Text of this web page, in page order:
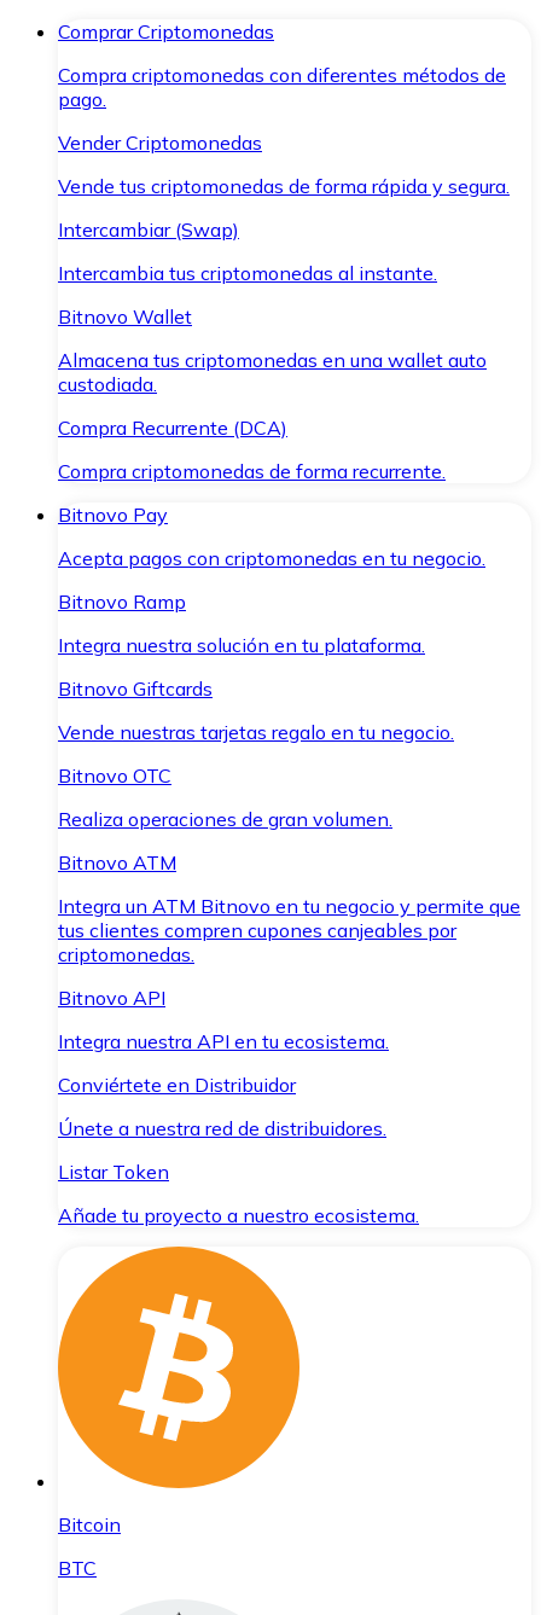
Comprar Criptomonedas
Compra criptomonedas con diferentes métodos de
pago.
Vender Criptomonedas
Vende tus criptomonedas de forma rápida y segura.
Intercambiar (Swap)
Intercambia tus criptomonedas al instante.
Bitnovo Wallet
Almacena tus criptomonedas en una wallet auto
custodiada.
Compra Recurrente (DCA)
Compra criptomonedas de forma recurrente.
Bitnovo Pay
Acepta pagos con criptomonedas en tu negocio.
Bitnovo Ramp
Integra nuestra solución en tu plataforma.
Bitnovo Giftcards
Vende nuestras tarjetas regalo en tu negocio.
Bitnovo OTC
Realiza operaciones de gran volumen.
Bitnovo ATM
Integra un ATM Bitnovo en tu negocio y permite que
tus clientes compren cupones canjeables por
criptomonedas.
Bitnovo API
Integra nuestra API en tu ecosistema.
Conviértete en Distribuidor
Únete a nuestra red de distribuidores.
Listar Token
Añade tu proyecto a nuestro ecosistema.
Bitcoin
BTC